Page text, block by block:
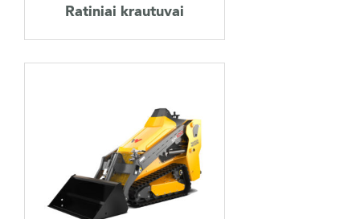
KARJERA
KONTAKTAI
Ratiniai krautuvai